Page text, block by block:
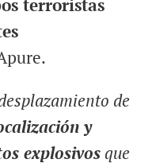
terroristas
de
y
explosivosque